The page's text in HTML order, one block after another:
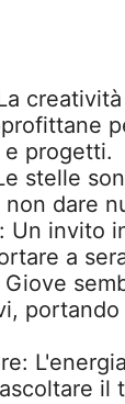
progetti.
stelle
non dare
Un invito
a
portando
il